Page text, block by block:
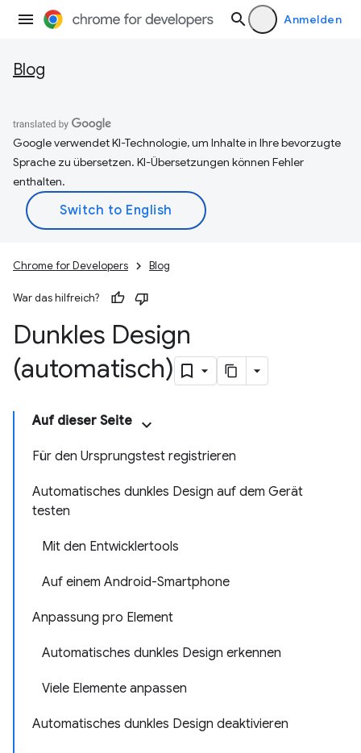
Anmelden
Blog
Google verwendet KI-Technologie, um Inhalte in Ihre bevorzugte
Sprache zu übersetzen. KI-Übersetzungen können Fehler
enthalten.
Chrome for Developers Blog
War das hilfreich?
Dunkles Design
(automatisch)
Auf dieser Seite
Für den Ursprungstest registrieren
Automatisches dunkles Design auf dem Gerät
testen
Mit den Entwicklertools
Auf einem Android-Smartphone
Anpassung pro Element
Automatisches dunkles Design erkennen
Viele Elemente anpassen
Automatisches dunkles Design deaktivieren